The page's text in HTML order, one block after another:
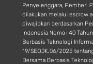
Penyelenggara, Pemberi
dilakukan melalui escrow
diwajibkan berdasarkan
Indonesia Nomor 40
Berbasis Teknologi
19/SEOJK.06/2025
Bersama Berbasis